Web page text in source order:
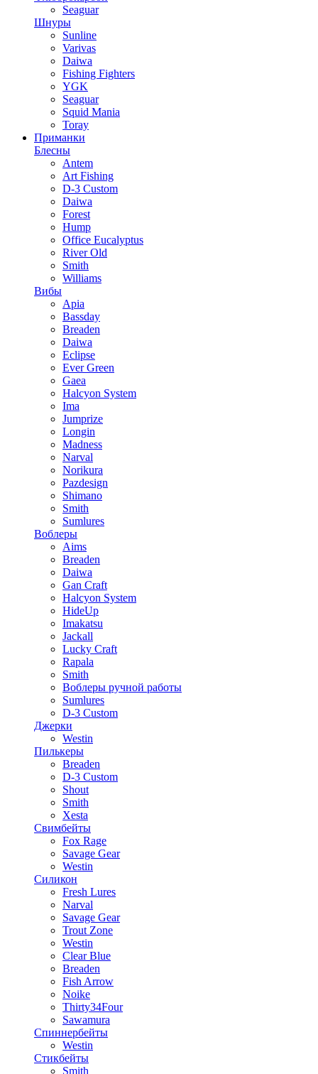
Seaguar
Шнуры
Sunline
Varivas
Daiwa
Fishing Fighters
YGK
Seaguar
Squid Mania
Toray
Приманки
Блесны
Antem
Art Fishing
D-3 Custom
Daiwa
Forest
Hump
Office Eucalyptus
River Old
Smith
Williams
Вибы
Apia
Bassday
Breaden
Daiwa
Eclipse
Ever Green
Gaea
Halcyon System
Ima
Jumprize
Longin
Madness
Narval
Norikura
Pazdesign
Shimano
Smith
Sumlures
Воблеры
Aims
Breaden
Daiwa
Gan Craft
Halcyon System
HideUp
Imakatsu
Jackall
Lucky Craft
Rapala
Smith
Воблеры ручной работы
Sumlures
D-3 Custom
Джерки
Westin
Пилькеры
Breaden
D-3 Custom
Shout
Smith
Xesta
Свимбейты
Fox Rage
Savage Gear
Westin
Силикон
Fresh Lures
Narval
Savage Gear
Trout Zone
Westin
Clear Blue
Breaden
Fish Arrow
Noike
Thirty34Four
Sawamura
Спиннербейты
Westin
Стикбейты
Smith